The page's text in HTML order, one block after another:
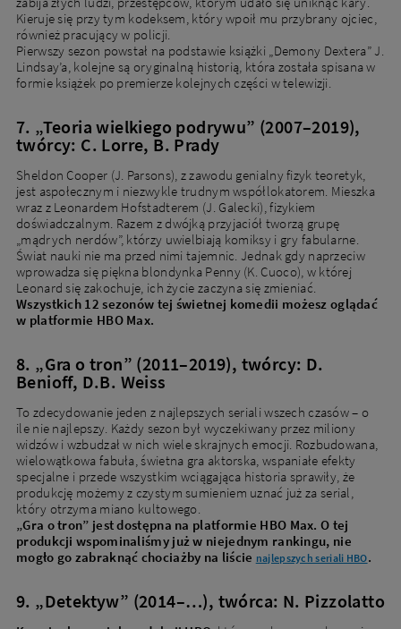
Kieruje się przy tym kodeksem, który wpoił mu przybrany ojciec,
również pracujący w policji.
Pierwszy sezon powstał na podstawie książki „Demony Dextera” J.
Lindsay’a, kolejne są oryginalną historią, która została spisana w
formie książek po premierze kolejnych części w telewizji.
7. „Teoria wielkiego podrywu” (2007–2019),
twórcy: C. Lorre, B. Prady
Sheldon Cooper (J. Parsons), z zawodu genialny fizyk teoretyk,
jest aspołecznym i niezwykle trudnym współlokatorem. Mieszka
wraz z Leonardem Hofstadterem (J. Galecki), fizykiem
doświadczalnym. Razem z dwójką przyjaciół tworzą grupę
„mądrych nerdów”, którzy uwielbiają komiksy i gry fabularne.
Świat nauki nie ma przed nimi tajemnic. Jednak gdy naprzeciw
wprowadza się piękna blondynka Penny (K. Cuoco), w której
Leonard się zakochuje, ich życie zaczyna się zmieniać.
Wszystkich 12 sezonów tej świetnej komedii możesz oglądać
w platformie HBO Max.
8. „Gra o tron” (2011–2019), twórcy: D.
Benioff, D.B. Weiss
To zdecydowanie jeden z najlepszych seriali wszech czasów – o
ile nie najlepszy. Każdy sezon był wyczekiwany przez miliony
widzów i wzbudzał w nich wiele skrajnych emocji. Rozbudowana,
wielowątkowa fabuła, świetna gra aktorska, wspaniałe efekty
specjalne i przede wszystkim wciągająca historia sprawiły, że
produkcję możemy z czystym sumieniem uznać już za serial,
który otrzyma miano kultowego.
„Gra o tron” jest dostępna na platformie HBO Max. O tej
produkcji wspominaliśmy już w niejednym rankingu, nie
mogło go zabraknąć chociażby na liście najlepszych seriali HBO.
9. „Detektyw” (2014–…), twórca: N. Pizzolatto